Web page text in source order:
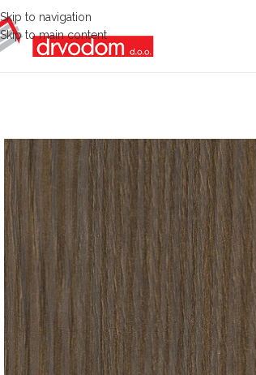
Skip to navigation
Skip to main content